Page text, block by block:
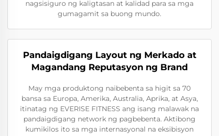
nagsisiguro ng kaligtasan at kalidad para sa mga
gumagamit sa buong mundo.
Pandaigdigang Layout ng Merkado at
Magandang Reputasyon ng Brand
May mga produktong naibebenta sa higit sa 70
bansa sa Europa, Amerika, Australia, Aprika, at Asya,
itinatag ng EVERISE FITNESS ang isang malawak na
pandaigdigang network ng pagbebenta. Aktibong
kumikilos ito sa mga internasyonal na eksibisyon